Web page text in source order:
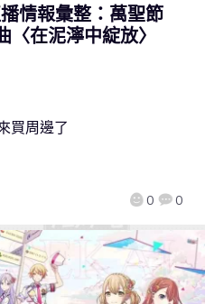
情報彙整：萬聖節
在泥濘中綻放〉
0 0
買周邊了